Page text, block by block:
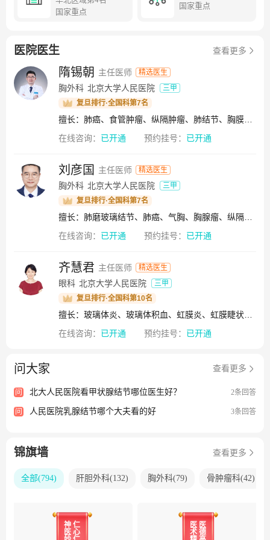
心脏大血管外科、老年科、神经内科、神经外科、康复医学
汇聚了4名国家工程院院士及国家高层次人才支持计划，科技
部中青年科技领军人才、国家973首席科学家、国家杰出青
年、新世纪优秀人才、科技北京百名领军人才、北京市科技
新星、北京市优秀青年人才在内的一批优秀人才。医院“一体
两翼”发展布局体系助力医院发展。“一体”为核心院区，即西
直门院区和白塔寺院区，“两翼”为通州院区和雄安院区（在
建）。同时设有北京大学人民医院青岛医院和北京大学人民
医院怀来院区（托管）。优质医疗资源辐射首都核心区、通
州副中心、京津冀地区、胶东半岛，不断提升人民的健康获
得感。近年来，医院“一二三四”工程为医院的总体发展战
略，即以实现高质量发展为目标；围绕“医教研管服协同发
展”和“集成创新发展”两条主线；实施学科人才战略，空间战
略和运营战略三大战略；达到“患者满意，员工满意，社会满
及突发事件的救援任务，1951年抗美援朝医疗队、1970年云
南抗震救灾医疗队、1976年唐山大地震抗震救灾医疗队、
2003年抗击非典、2008年汶川大地震、2014年抗击非洲埃博
拉、2020年援鄂抗击新冠疫情……一次次大灾大难面前，都
留下了“人民医院人”无私奉献的身影。2020年初，面对新冠
天攻坚重症救治，还是成功识别及时诊断处置北京市第一例
处理院内疫情，实现零感染、零意外，还是积极配合北京市
疫情防控工作，圆满完成首都核酸检测任务，北京大学人民
作中，为取得全国抗疫斗争重大战略成果做出贡献。同时医
院还承担着国家重大活动的医疗保障工作，承担着重大突发
事件的医疗救援任务。出色完成了北京奥运会、建国六十周
2022年北京冬季奥运会医疗保障单位，承担冬奥会医疗保障
工作。医院扎实推进援疆、援藏、对口支援等工作，先后派
国家重点
国家重点
医院医生 查看更多
隋锡朝 主任医师 精选医生
胸外科 北京大学人民医院
三甲
复旦排行·全国科第7名
擅长：肺癌、食管肿瘤、纵隔肿瘤、肺结节、胸膜肿瘤、肺磨玻璃结节、纵隔神经源性肿瘤、纵隔畸胎瘤、胸腺癌、胸腺瘤、食管癌、贲门癌、食管良性肿瘤
在线咨询： 已开通 预约挂号： 已开通
刘彦国 主任医师 精选医生
胸外科 北京大学人民医院
三甲
复旦排行·全国科第7名
擅长：肺磨玻璃结节、肺癌、气胸、胸腺瘤、纵隔神经源性肿瘤、手汗症
在线咨询： 已开通 预约挂号： 已开通
齐慧君 主任医师 精选医生
眼科 北京大学人民医院
三甲
复旦排行·全国科第10名
擅长：玻璃体炎、玻璃体积血、虹膜炎、虹膜睫状体炎、小柳原田综合症、葡萄膜炎、脉络膜炎、脉络膜囊肿、视神经炎、视盘水肿、视网膜血管阻塞、Coats病、外层渗出性视网膜病变、视网膜炎、视网膜脱离
在线咨询： 已开通 预约挂号： 已开通
问大家 查看更多
问 北大人民医院看甲状腺结节哪位医生好？ 2条回答
问 人民医院乳腺结节哪个大夫看的好 3条回答
锦旗墙 查看更多
全部(794) 肝胆外科(132) 胸外科(79) 骨肿瘤科(42)
神
医
仁
心
医
术
医
德